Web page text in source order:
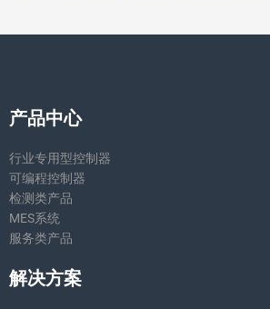
产品中心
行业专用型控制器
可编程控制器
检测类产品
MES系统
服务类产品
解决方案